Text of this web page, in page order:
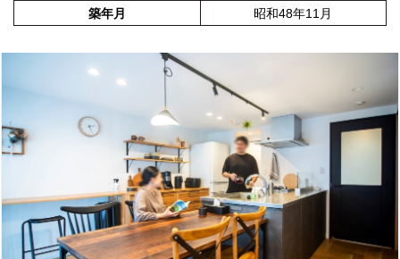
築年月
昭和48年11月